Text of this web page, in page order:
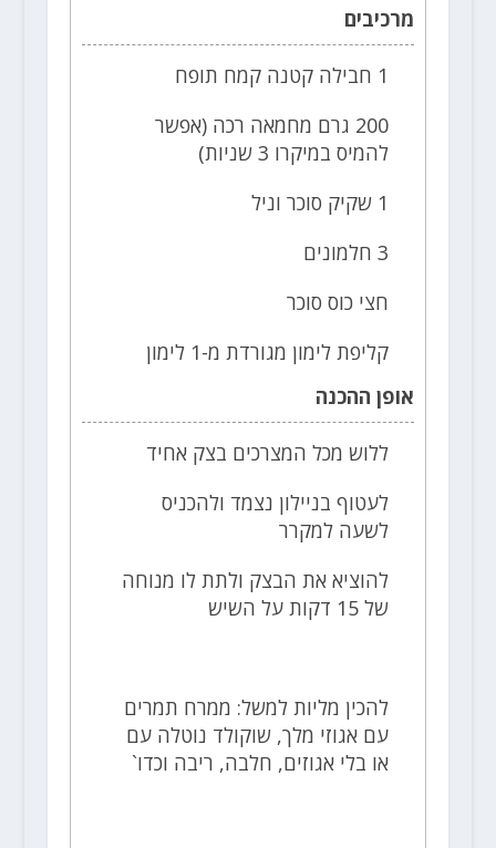
מרכיבים
1 חבילה קטנה קמח תופח
200 גרם מחמאה רכה (אפשר
להמיס במיקרו 3 שניות)
1 שקיק סוכר וניל
3 חלמונים
חצי כוס סוכר
קליפת לימון מגורדת מ-1 לימון
אופן ההכנה
ללוש מכל המצרכים בצק אחיד
לעטוף בניילון נצמד ולהכניס
לשעה למקרר
להוציא את הבצק ולתת לו מנוחה
של 15 דקות על השיש
להכין מליות למשל: ממרח תמרים
עם אגוזי מלך, שוקולד נוטלה עם
או בלי אגוזים, חלבה, ריבה וכדו`